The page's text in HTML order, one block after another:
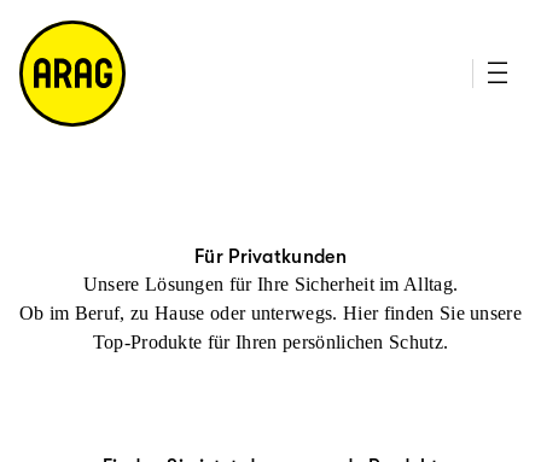
m
a
p
Für Privatkunden
Unsere Lösungen für Ihre Sicherheit im Alltag.
Ob im Beruf, zu Hause oder unterwegs. Hier finden Sie unsere
Top-Produkte für Ihren persönlichen Schutz.